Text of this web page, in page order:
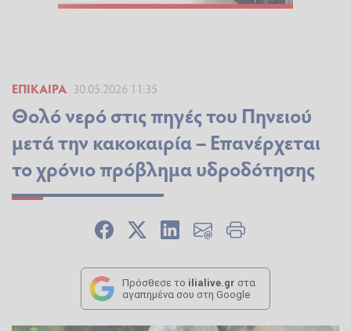
ΕΠΊΚΑΙΡΑ 30.05.2026 11:35
Θολό νερό στις πηγές του Πηνειού
μετά την κακοκαιρία – Επανέρχεται
το χρόνιο πρόβλημα υδροδότησης
Πρόσθεσε το ilialive.gr στα
αγαπημένα σου στη Google